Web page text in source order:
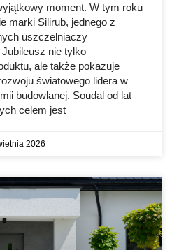
moment. W tym roku
marki Silirub, jednego z
uszczelniaczy
nie tylko
ale także pokazuje
światowego lidera w
budowlanej. Soudal od lat
celem jest
2026